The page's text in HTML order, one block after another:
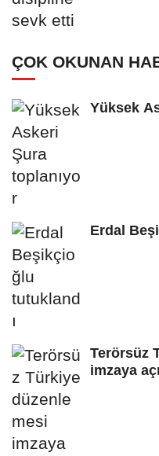
ÇOK OKUNAN
Yüksek
Erdal
Terörsüz
imzaya